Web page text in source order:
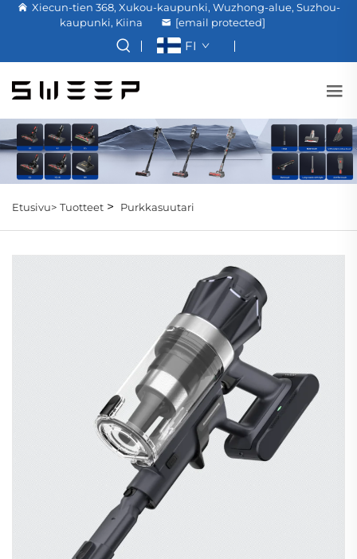
Xiecun-tien 368, Xukou-kaupunki, Wuzhong-alue, Suzhou-
kaupunki, Kiina
[email protected]
FI
Etusivu> Tuotteet > Purkkasuutari